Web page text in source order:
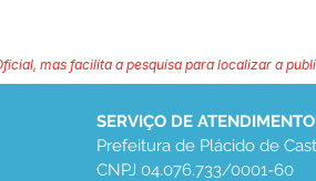
mas facilita a pesquisa para localizar a
SERVIÇO DE
Prefeitura de Plácido de
CNPJ 04.076.733/0001-60